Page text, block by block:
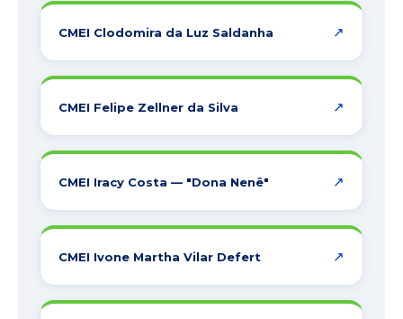
CMEI Clodomira da Luz Saldanha ↗
CMEI Felipe Zellner da Silva ↗
CMEI Iracy Costa — "Dona Nenê" ↗
CMEI Ivone Martha Vilar Defert ↗